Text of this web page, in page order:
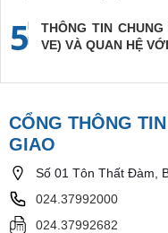
5
THÔNG TIN
VE) VÀ QUAN HỆ
CỔNG THÔNG
GIAO
Số 01 Tôn Thất Đàm,
024.37992000
024.37992682